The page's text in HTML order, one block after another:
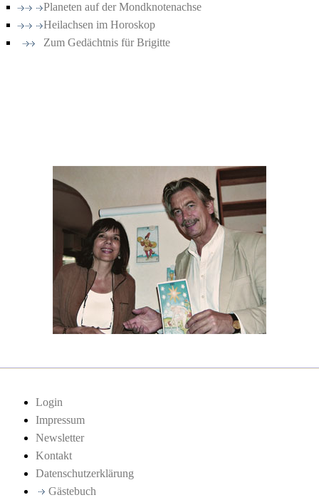
Planeten auf der Mondknotenachse
Heilachsen im Horoskop
Zum Gedächtnis für Brigitte
Login
Impressum
Newsletter
Kontakt
Datenschutzerklärung
Gästebuch